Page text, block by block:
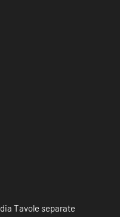
Tavole separate